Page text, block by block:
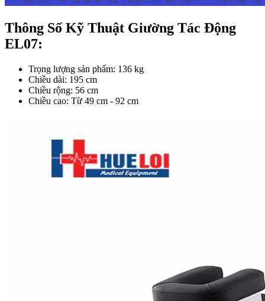
Thông Số Kỹ Thuật Giường Tác Động
EL07:
Trọng lượng sản phẩm: 136 kg
Chiều dài: 195 cm
Chiều rộng: 56 cm
Chiều cao: Từ 49 cm - 92 cm